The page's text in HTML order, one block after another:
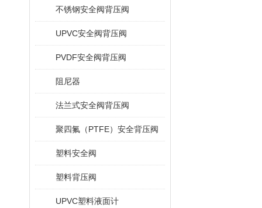
不锈钢安全阀背压阀
UPVC安全阀背压阀
PVDF安全阀背压阀
阻尼器
法兰式安全阀背压阀
聚四氟（PTFE）安全背压阀
塑料安全阀
塑料背压阀
UPVC塑料液面计